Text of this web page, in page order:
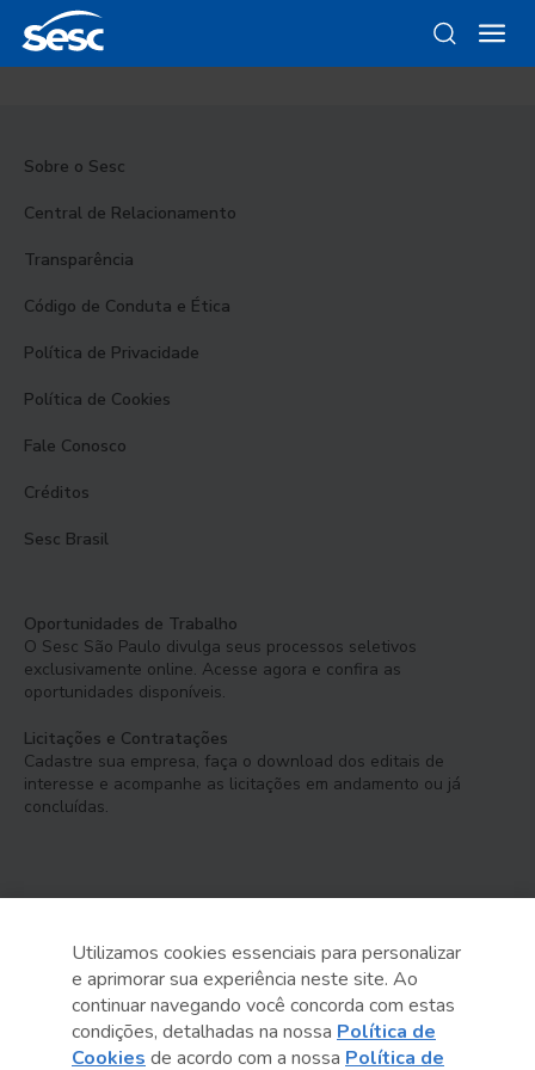
Sobre o Sesc
Central de Relacionamento
Transparência
Código de Conduta e Ética
Política de Privacidade
Política de Cookies
Fale Conosco
Créditos
Sesc Brasil
Oportunidades de Trabalho
O Sesc São Paulo divulga seus processos seletivos
exclusivamente online. Acesse agora e confira as
oportunidades disponíveis.
Licitações e Contratações
Cadastre sua empresa, faça o download dos editais de
interesse e acompanhe as licitações em andamento ou já
concluídas.
Serviço Social do Comércio
Administração Regional no Estado de São Paulo
Utilizamos cookies essenciais para personalizar
e aprimorar sua experiência neste site. Ao
continuar navegando você concorda com estas
condições, detalhadas na nossa Política de
Cookies de acordo com a nossa Política de